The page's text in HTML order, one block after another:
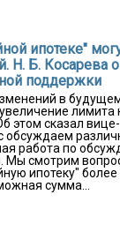
ипотеке"
Н. Б. Косарева
поддержки
в
лимита
этом сказал
обсуждаем
работа по
Мы смотрим
ипотеку" более
сумма...